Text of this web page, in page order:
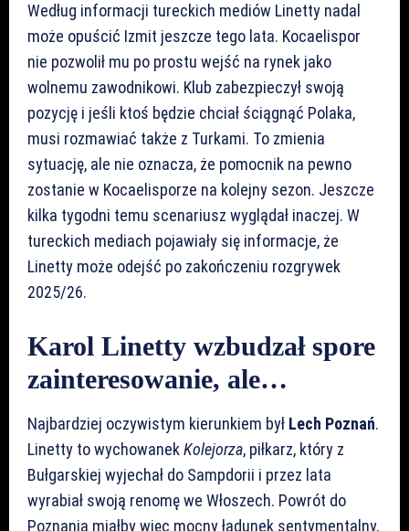
Według informacji tureckich mediów Linetty nadal
może opuścić Izmit jeszcze tego lata. Kocaelispor
nie pozwolił mu po prostu wejść na rynek jako
wolnemu zawodnikowi. Klub zabezpieczył swoją
pozycję i jeśli ktoś będzie chciał ściągnąć Polaka,
musi rozmawiać także z Turkami. To zmienia
sytuację, ale nie oznacza, że pomocnik na pewno
zostanie w Kocaelisporze na kolejny sezon. Jeszcze
kilka tygodni temu scenariusz wyglądał inaczej. W
tureckich mediach pojawiały się informacje, że
Linetty może odejść po zakończeniu rozgrywek
2025/26.
Karol Linetty wzbudzał spore
zainteresowanie, ale…
Najbardziej oczywistym kierunkiem był Lech Poznań.
Linetty to wychowanekKolejorza, piłkarz, który z
Bułgarskiej wyjechał do Sampdorii i przez lata
wyrabiał swoją renomę we Włoszech. Powrót do
Poznania miałby więc mocny ładunek sentymentalny,